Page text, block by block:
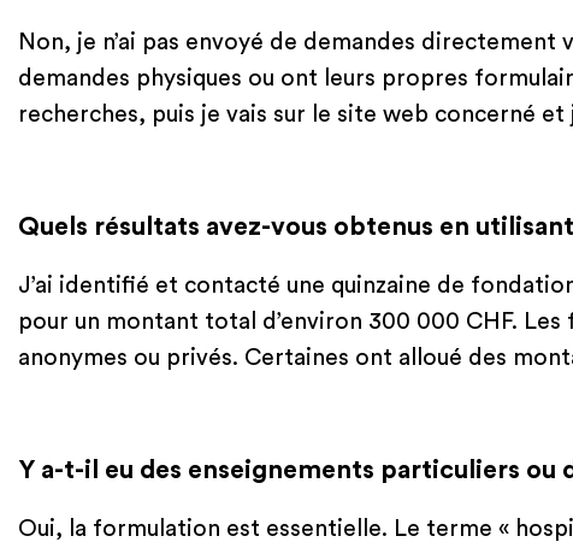
Non, je n’ai pas envoyé de demandes
demandes physiques ou ont leurs propres
recherches, puis je vais sur le site web concerné
Quels résultats avez-vous obtenus en
J’ai identifié et contacté une quinzaine de
pour un montant total d’environ 300 000 CHF.
anonymes ou privés. Certaines ont alloué des
Y a-t-il eu des enseignements particuliers ou
Oui, la formulation est essentielle. Le terme «